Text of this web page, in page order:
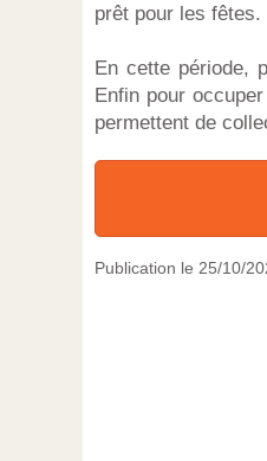
prêt pour les fêtes.
En cette période,
Enfin pour
permettent de
Publication le 25/10/